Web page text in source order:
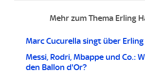
Mehr zum Thema Erling
Marc Cucurella singt über
Messi, Rodri, Mbappe und Co.:
den Ballon d'Or?